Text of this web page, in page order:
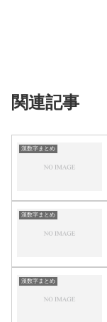
関連記事
漢数字まとめ
漢数字まとめ
漢数字まとめ